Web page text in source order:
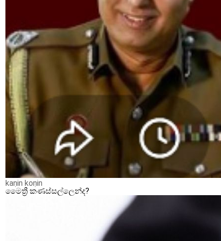
kaṇin koṇin
මෛත්‍රී කණස්සල්ලෙන්ද?